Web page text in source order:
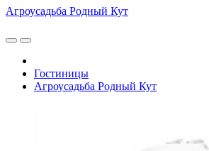
Агроусадьба Родный Кут
Гостиницы
Агроусадьба Родный Кут